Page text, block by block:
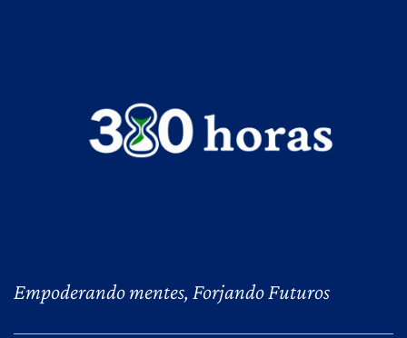
Empoderando mentes, Forjando Futuros